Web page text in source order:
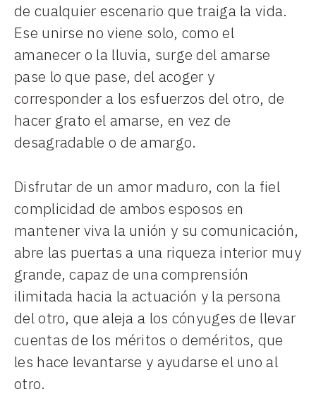
de cualquier escenario que traiga la vida.
Ese unirse no viene solo, como el
amanecer o la lluvia, surge del amarse
pase lo que pase, del acoger y
corresponder a los esfuerzos del otro, de
hacer grato el amarse, en vez de
desagradable o de amargo.
Disfrutar de un amor maduro, con la fiel
complicidad de ambos esposos en
mantener viva la unión y su comunicación,
abre las puertas a una riqueza interior muy
grande, capaz de una comprensión
ilimitada hacia la actuación y la persona
del otro, que aleja a los cónyuges de llevar
cuentas de los méritos o deméritos, que
les hace levantarse y ayudarse el uno al
otro.